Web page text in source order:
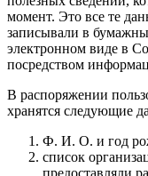
момент. Это все те
записывали в
электронном виде в
посредством
В распоряжении
хранятся следующие
Ф. И. О. и год
список
предоставляли